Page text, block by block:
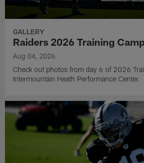
GALLERY
Raiders 2026 Training
Aug 04, 2026
Check out photos from day 6 of 2026
Intermountain Heath Performance Center.